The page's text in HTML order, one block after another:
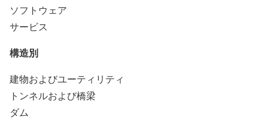
ソフトウェア
サービス
構造別
建物およびユーティリティ
トンネルおよび橋梁
ダム